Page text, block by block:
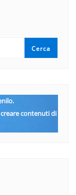
Cerca
contenuti di